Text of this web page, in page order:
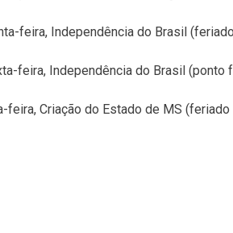
feira, Independência do Brasil
feira, Independência do Brasil (ponto
feira, Criação do Estado de MS